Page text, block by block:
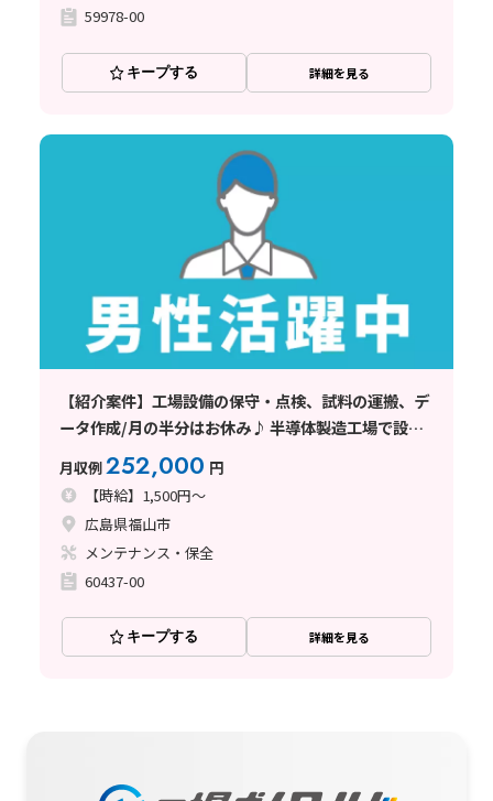
59978-00
キープする 詳細を見る
【紹介案件】工場設備の保守・点検、試料の運搬、デ
ータ作成/月の半分はお休み♪ 半導体製造工場で設備
の保全・点検のお仕事☆
月収例252,000 円
【時給】1,500円～
広島県福山市
メンテナンス・保全
60437-00
キープする 詳細を見る